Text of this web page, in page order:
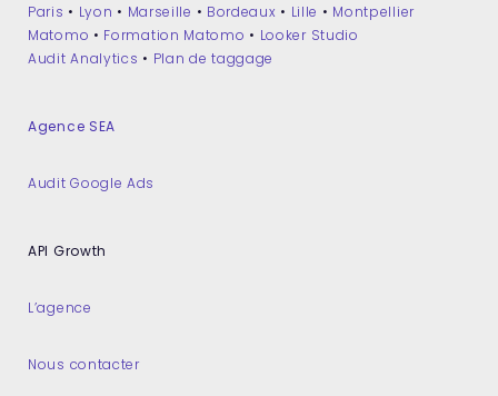
Paris • Lyon • Marseille • Bordeaux • Lille • Montpellier
Matomo • Formation Matomo • Looker Studio
Audit Analytics • Plan de taggage
Agence SEA
Audit Google Ads
API Growth
L’agence
Nous contacter